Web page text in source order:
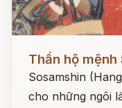
Đọc ngay
Thần hộ mệnh
Sosamshin
cho những ngôi